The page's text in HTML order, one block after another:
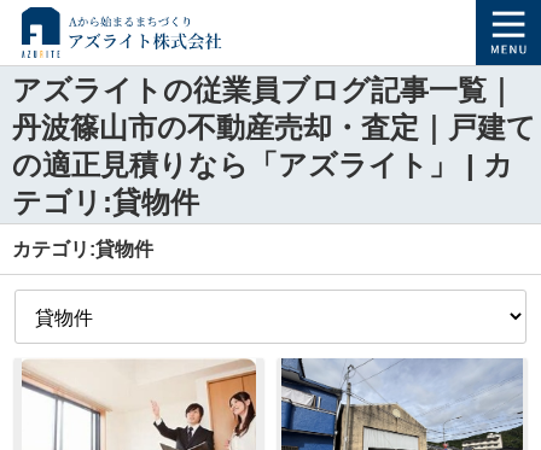
アズライトの従業員ブログ記事一覧｜
丹波篠山市の不動産売却・査定｜戸建て
の適正見積りなら「アズライト」 | カ
テゴリ:貸物件
カテゴリ:貸物件